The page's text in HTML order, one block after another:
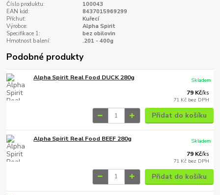
Číslo produktu:
100043
EAN kód:
8437015969299
Příchuť:
Kuřecí
Výrobce:
Alpha Spirit
Specifikace 1:
bez obilovin
Hmotnost balení:
.201 - 400g
Podobné produkty
Alpha Spirit Real Food DUCK 280g
79 Kč/ks
71 Kč bez DPH
Skladem
Přidat do košíku
Alpha Spirit Real Food BEEF 280g
79 Kč/ks
71 Kč bez DPH
Skladem
Přidat do košíku